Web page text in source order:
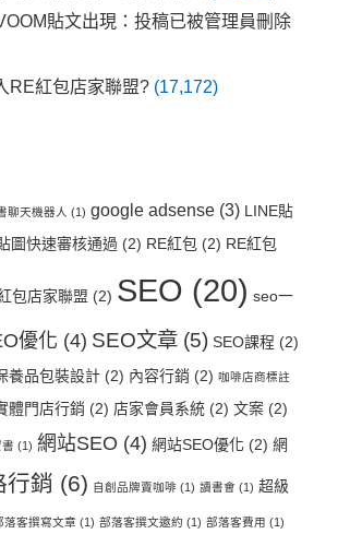
貼文出現：投稿已被管理員刪除
RE紅包店家聯盟? (17,172)
聊天機器人 (1) google adsense (3) LINE貼
圖快速審核通過 (2) RE紅包 (2) RE紅包
包店家聯盟 (2) SEO (20) seo一
優化 (4) SEO文章 (5) SEO課程 (2)
養品包裝設計 (2) 內容行銷 (2) 咖啡店商標註
體門店行銷 (2) 店家會員系統 (2) 文案 (2)
(1) 網站SEO (4) 網站SEO優化 (2) 網
行銷 (6) 自創品牌賣咖啡 (1) 讀書會 (1) 超級
落客撰寫文章 (1) 部落客撰文邀約 (1) 部落客費用 (1)